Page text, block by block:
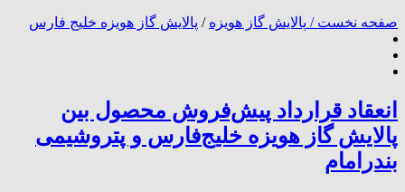
صفحه نخست / پالایش گاز هویزه / پالایش گاز هویزه خلیج فارس
انعقاد قرارداد پیش‌فروش محصول بین
پالایش گاز هویزه خلیج‌فارس و پتروشیمی
بندرامام